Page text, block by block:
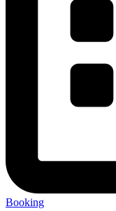
Booking